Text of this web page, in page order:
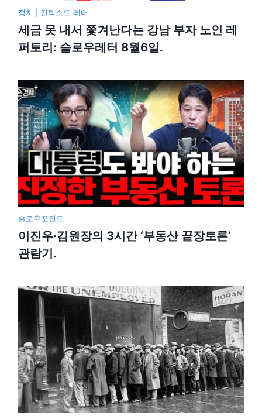
정치 컨텍스트 레터.
세금 못 내서 쫓겨난다는 강남 부자 노인 레
퍼토리: 슬로우레터 8월6일.
슬로우포인트
이진우·김원장의 3시간 ‘부동산 끝장토론’
관람기.